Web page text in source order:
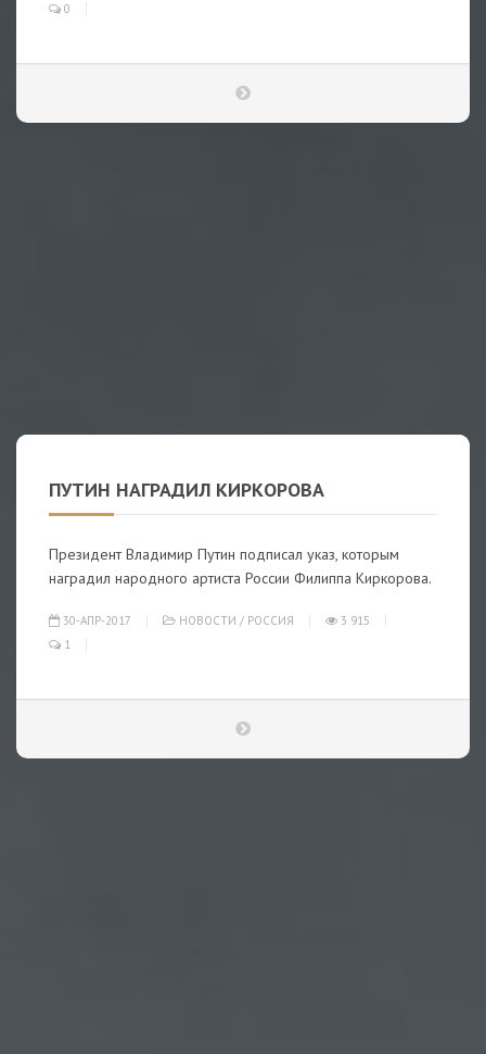
0
ПУТИН НАГРАДИЛ КИРКОРОВА
Президент Владимир Путин подписал указ, которым
наградил народного артиста России Филиппа Киркорова.
30-АПР-2017 НОВОСТИ / РОССИЯ
3 915
1